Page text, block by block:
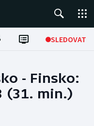
SLEDOVAT
- Finsko:
(31. min.)